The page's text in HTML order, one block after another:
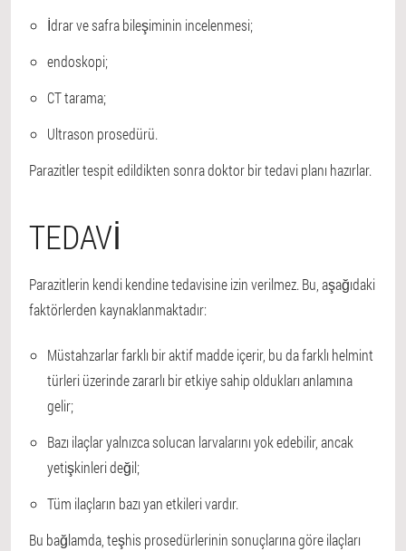
İdrar ve safra bileşiminin incelenmesi;
endoskopi;
CT tarama;
Ultrason prosedürü.
Parazitler tespit edildikten sonra doktor bir tedavi planı hazırlar.
TEDAVI
Parazitlerin kendi kendine tedavisine izin verilmez. Bu, aşağıdaki
faktörlerden kaynaklanmaktadır:
Müstahzarlar farklı bir aktif madde içerir, bu da farklı helmint
türleri üzerinde zararlı bir etkiye sahip oldukları anlamına
gelir;
Bazı ilaçlar yalnızca solucan larvalarını yok edebilir, ancak
yetişkinleri değil;
Tüm ilaçların bazı yan etkileri vardır.
Bu bağlamda, teşhis prosedürlerinin sonuçlarına göre ilaçları